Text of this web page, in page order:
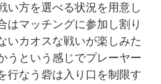
い方を選べる状況を用意し
はマッチングに参加し割り
いカオスな戦いが楽しみた
うという感じでプレーヤー
行なう砦は入り口を制限す